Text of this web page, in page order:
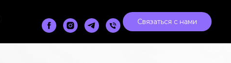
Связаться с нами